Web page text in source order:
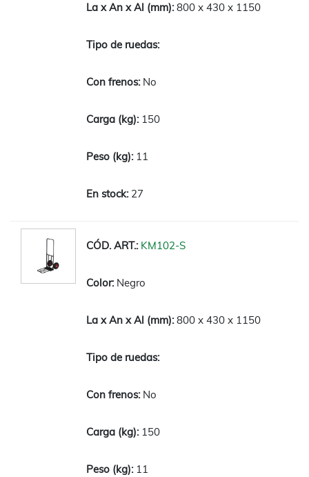
800 x 430 x 1150
No
150
11
27
KM102-S
Negro
800 x 430 x 1150
No
150
11